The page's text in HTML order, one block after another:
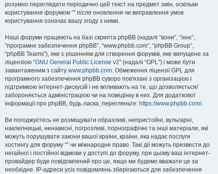
розумно переглядати періодично цей текст на предмет змін, оскільки
користування форумом “” після оновлення чи виправлення умов
користування означає вашу згоду з ними.
Наші форуми працюють на базі скрипта phpBB (надалі “вони”, “їхнє”,
“програмне забезпечення phpBB”, “www.phpbb.com”, “phpBB Group”,
“phpBB Teams”), яке є рішенням для створення форумів, яке випущене за
ліцензією “GNU General Public License v2” (надалі “GPL”) і може бути
завантаженим з сайту www.phpbb.com. Обмеження ліцензії GPL для
програмного забезпечення phpBB суворо пов'язані з організацією і
підтримкою інтернет-дискусій і не впливають на те, що дозволяється/
забороняється адміністрацією чи на поведінку в них. Для додаткової
інформації про phpBB, будь ласка, перегляньте: https://www.phpbb.com/.
Ви погоджуєтесь не розміщувати образливі, непристойні, вульгарні,
наклепницькі, ненависні, погрозливі, порнографічні та інші матеріали, які
можуть порушувати закони вашої країни, країни, яка надає послуги
хостингу для форуму “” чи міжнародне право. Такі дії можуть призвести до
негайної і постійної відмови у доступі до форуму, при цьому ваш інтернет-
провайдер буде повідомлений про це, якщо ми будемо вважати це за
необхідне. IP-адреси усіх повідомлень зберігаються для забезпечення